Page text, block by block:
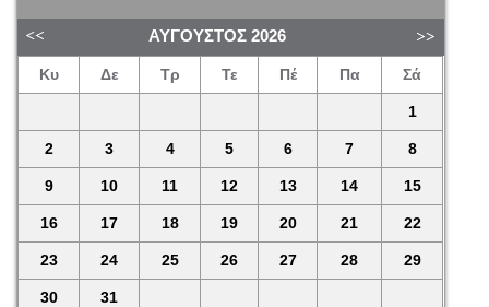
ΑΎΓΟΥΣΤΟΣ 2026
Κυ Δε Τρ Τε Πέ Πα Σά
1
2 3 4 5 6 7 8
9 10 11 12 13 14 15
16 17 18 19 20 21 22
23 24 25 26 27 28 29
30 31